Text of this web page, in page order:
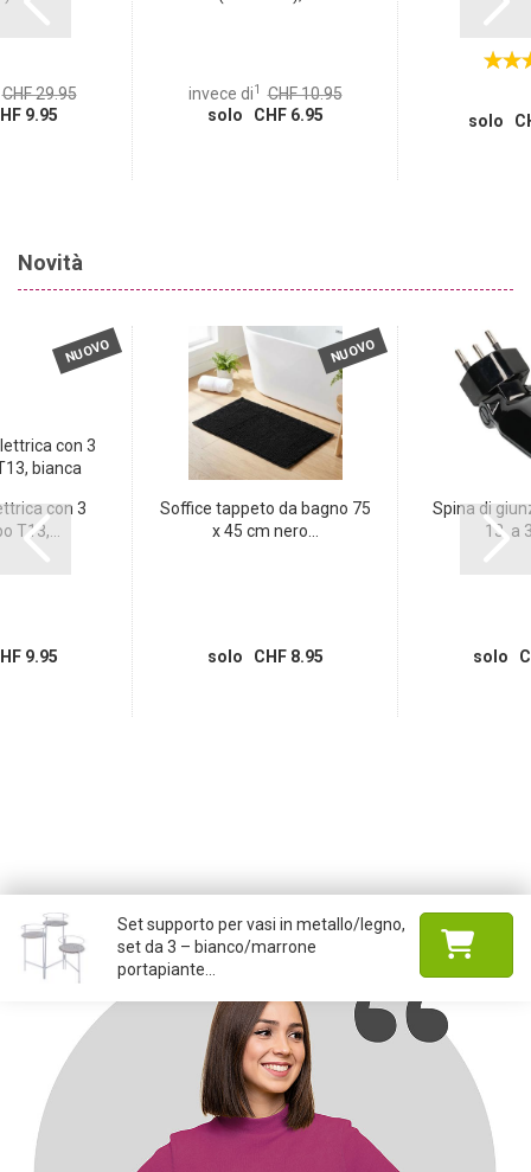
CHF 29.95
9.95
invece di1 CHF 10.95
solo CHF 6.95
solo
Novità
NUOVO
con 3
T13,...
9.95
NUOVO
Soffice tappeto da bagno 75
x 45 cm nero...
solo CHF 8.95
Spina di
13, a
solo
Set supporto per vasi in metallo/legno,
set da 3 – bianco/marrone
portapiante...